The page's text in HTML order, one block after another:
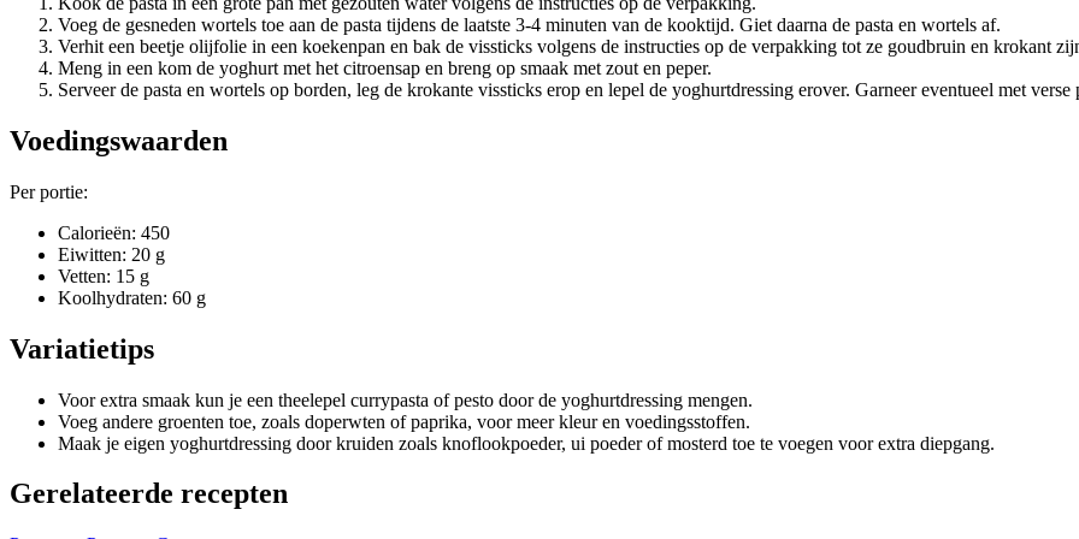
Voeg de gesneden wortels toe aan de pasta tijdens de laatste 3-4 minuten van de kooktijd. Giet daarna de pasta en wortels af.
Verhit een beetje olijfolie in een koekenpan en bak de vissticks volgens de instructies op de verpakking tot ze goudbruin en krokant
Meng in een kom de yoghurt met het citroensap en breng op smaak met zout en peper.
Serveer de pasta en wortels op borden, leg de krokante vissticks erop en lepel de yoghurtdressing erover. Garneer eventueel met verse
Voedingswaarden
Per portie:
Calorieën: 450
Eiwitten: 20 g
Vetten: 15 g
Koolhydraten: 60 g
Variatietips
Voor extra smaak kun je een theelepel currypasta of pesto door de yoghurtdressing mengen.
Voeg andere groenten toe, zoals doperwten of paprika, voor meer kleur en voedingsstoffen.
Maak je eigen yoghurtdressing door kruiden zoals knoflookpoeder, ui poeder of mosterd toe te voegen voor extra diepgang.
Gerelateerde recepten